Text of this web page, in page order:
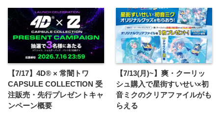
【7/17】4D® × 常闇トワ
CAPSULE COLLECTION 受
注販売・先行プレゼントキャ
ンペーン概要
【7/13(月)~】爽・クーリッ
シュ購入で星街すいせい×初
音ミクのクリアファイルがも
らえる